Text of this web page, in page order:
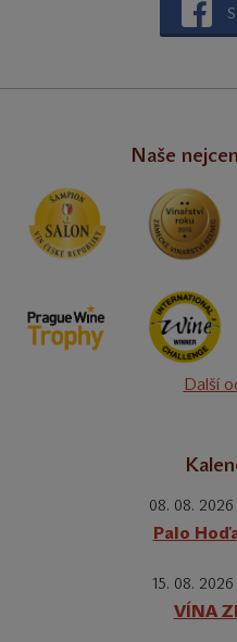
Naše
Další
08. 08.
Palo
15. 08.
VÍNA